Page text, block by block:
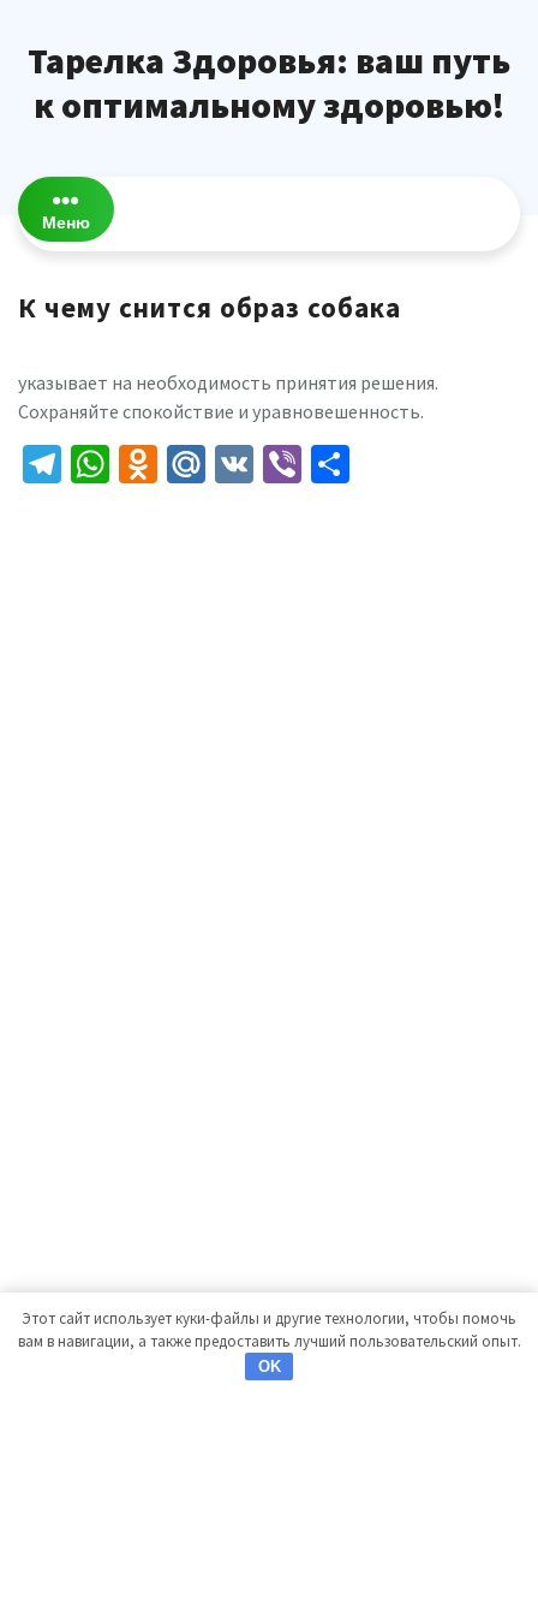
содержимому
Тарелка Здоровья: ваш путь
к оптимальному здоровью!
Меню
К чему снится образ собака
указывает на необходимость принятия решения.
Сохраняйте спокойствие и уравновешенность.
Telegram
WhatsApp
Odnoklassniki
Mail.Ru
VK Viber
Этот сайт использует куки-файлы и другие технологии, чтобы помочь
вам в навигации, а также предоставить лучший пользовательский опыт.
OK